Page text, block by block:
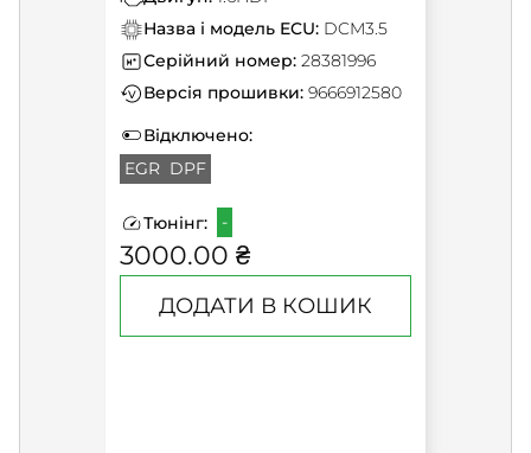
Назва і модель ECU: DCM3.5
Серійний номер: 28381996
Версія прошивки: 9666912580
Відключено:
EGR DPF
Тюнінг: -
3000.00 ₴
ДОДАТИ В КОШИК